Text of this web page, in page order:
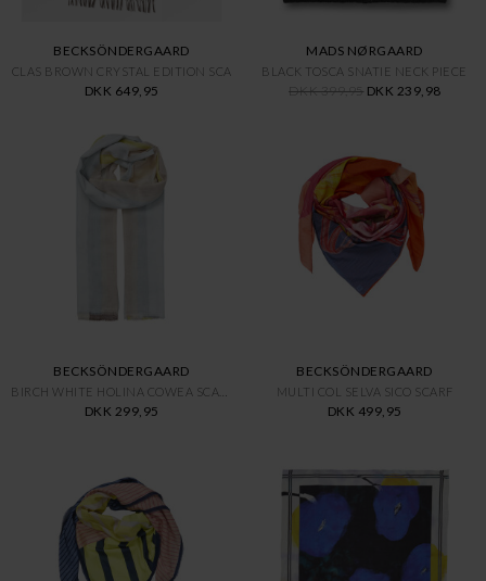
BECKSÖNDERGAARD
CLAS BROWN CRYSTAL EDITION SCA
DKK 649,95
MADS NØRGAARD
BLACK TOSCA SNATIE NECK PIECE
DKK 399,95 DKK 239,98
BECKSÖNDERGAARD
DKK 299,95
BECKSÖNDERGAARD
MULTI COL SELVA SICO SCARF
DKK 499,95